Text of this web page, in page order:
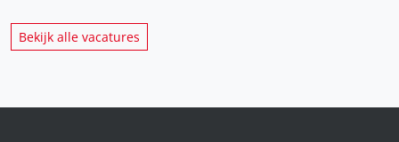
Bekijk alle vacatures